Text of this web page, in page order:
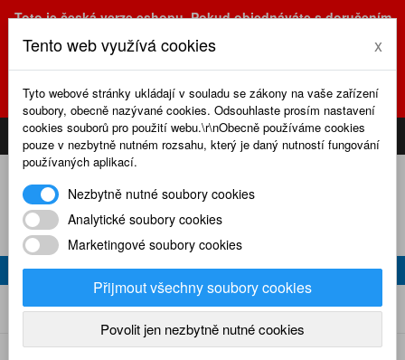
Toto je česká verze eshopu. Pokud objednáváte s doručením
(sk.eshop.rcrevue.cz - kliknutím na slovenskou vlajku)
POZOR ZMĚNA : výdejní místo a kancelář jsou nyní na adrese
Olšanská 3, Praha 3, tel. (+420) 222 723 388, 774 777 794.
CS
SK PŘIHLÁSIT KOŠÍK
RC REVUE 1/2025
Home Naše časopisy RC revue 2025 RC revue 1/2025
Tento web využívá cookies x
Tyto webové stránky ukládají v souladu se zákony na vaše zařízení
soubory, obecně nazývané cookies. Odsouhlaste prosím nastavení
cookies souborů pro použití webu.\r\nObecně používáme cookies
pouze v nezbytně nutném rozsahu, který je daný nutností fungování
používaných aplikací.
Nezbytně nutné soubory cookies
Analytické soubory cookies
Marketingové soubory cookies
Přijmout všechny soubory cookies
Povolit jen nezbytně nutné cookies